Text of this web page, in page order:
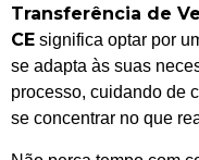
Transferência de
CE significa optar por
se adapta às suas
processo, cuidando de
se concentrar no que